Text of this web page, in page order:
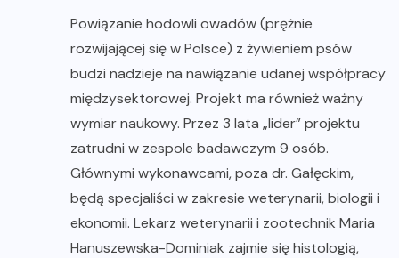
Powiązanie hodowli owadów (prężnie
rozwijającej się w Polsce) z żywieniem psów
budzi nadzieje na nawiązanie udanej współpracy
międzysektorowej. Projekt ma również ważny
wymiar naukowy. Przez 3 lata „lider” projektu
zatrudni w zespole badawczym 9 osób.
Głównymi wykonawcami, poza dr. Gałęckim,
będą specjaliści w zakresie weterynarii, biologii i
ekonomii. Lekarz weterynarii i zootechnik Maria
Hanuszewska-Dominiak zajmie się histologią,